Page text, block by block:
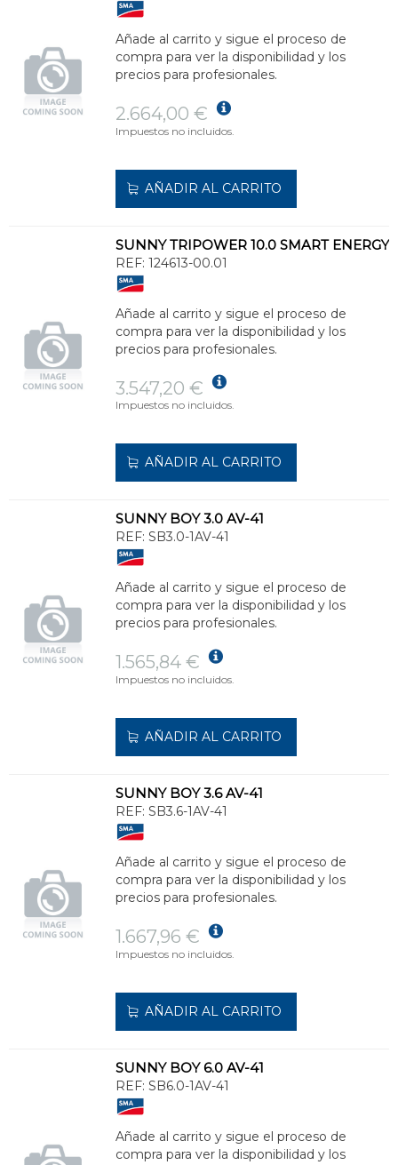
Añade al carrito y sigue el proceso de
compra para ver la disponibilidad y los
precios para profesionales.
2.664,00 €
Impuestos no incluidos.
AÑADIR AL CARRITO
SUNNY TRIPOWER 10.0 SMART ENERGY
REF: 124613-00.01
Añade al carrito y sigue el proceso de
compra para ver la disponibilidad y los
precios para profesionales.
3.547,20 €
Impuestos no incluidos.
AÑADIR AL CARRITO
SUNNY BOY 3.0 AV-41
REF: SB3.0-1AV-41
Añade al carrito y sigue el proceso de
compra para ver la disponibilidad y los
precios para profesionales.
1.565,84 €
Impuestos no incluidos.
AÑADIR AL CARRITO
SUNNY BOY 3.6 AV-41
REF: SB3.6-1AV-41
Añade al carrito y sigue el proceso de
compra para ver la disponibilidad y los
precios para profesionales.
1.667,96 €
Impuestos no incluidos.
AÑADIR AL CARRITO
SUNNY BOY 6.0 AV-41
REF: SB6.0-1AV-41
Añade al carrito y sigue el proceso de
compra para ver la disponibilidad y los